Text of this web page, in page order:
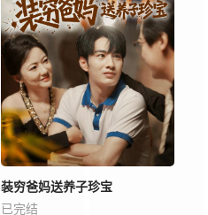
装穷爸妈送养子珍宝
已完结